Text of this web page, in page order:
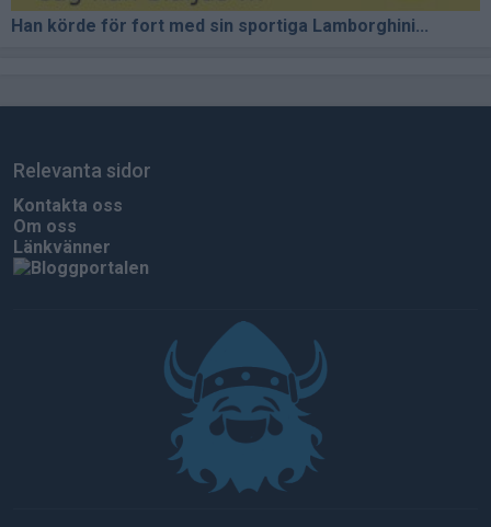
Han körde för fort med sin sportiga Lamborghini...
Relevanta sidor
Kontakta oss
Om oss
Länkvänner